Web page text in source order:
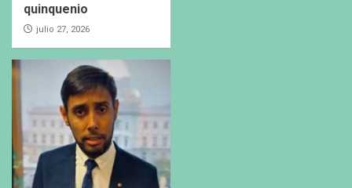
quinquenio
julio 27, 2026